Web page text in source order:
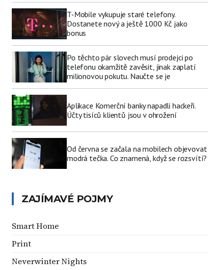
T-Mobile vykupuje staré telefony.
Dostanete nový a ještě 1000 Kč jako
bonus
Po těchto pár slovech musí prodejci po
telefonu okamžitě zavěsit, jinak zaplatí
milionovou pokutu. Naučte se je
Aplikace Komerční banky napadli hackeři.
Účty tisíců klientů jsou v ohrožení
Od června se začala na mobilech objevovat
modrá tečka. Co znamená, když se rozsvítí?
ZAJÍMAVÉ POJMY
Smart Home
Print
Neverwinter Nights